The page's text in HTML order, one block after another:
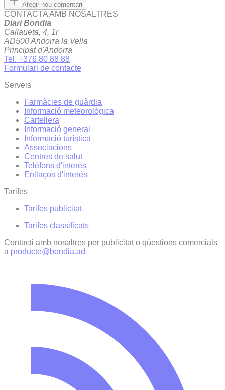
Afegir nou comentari
CONTACTA AMB NOSALTRES
Diari Bondia
Callaueta, 4, 1r
AD500 Andorra la Vella
Principat d'Andorra
Tel. +376 80 88 88
Formulari de contacte
Serveis
Farmàcies de guàrdia
Informació meteorològica
Cartellera
Informació general
Informació turística
Associacions
Centres de salut
Telèfons d'interès
Enllaços d'interés
Tarifes
Tarifes publicitat
Tarifes classificats
Contacti amb nosaltres per publicitat o qüestions comercials
a producte@bondia.ad